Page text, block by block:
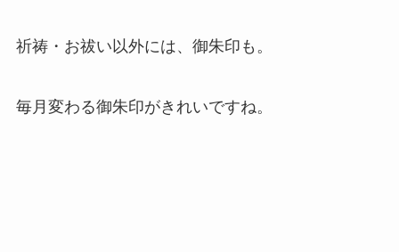
祈祷・お祓い以外には、御朱印も。
毎月変わる御朱印がきれいですね。